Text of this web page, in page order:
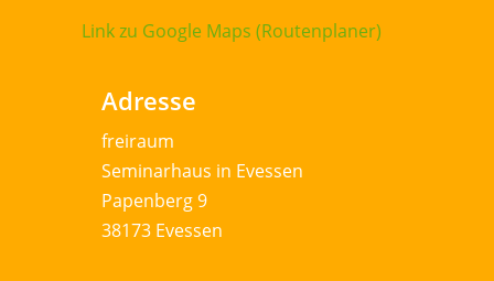
Link zu Google Maps (Routenplaner)
Adresse
freiraum
Seminarhaus in Evessen
Papenberg 9
38173 Evessen